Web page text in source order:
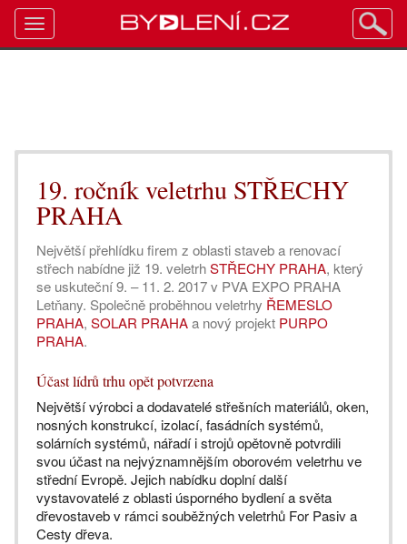
19. ročník veletrhu STŘECHY
PRAHA
Největší přehlídku firem z oblasti staveb a renovací
střech nabídne již 19. veletrhSTŘECHY PRAHA, který
se uskuteční 9. – 11. 2. 2017 v PVA EXPO PRAHA
Letňany. Společně proběhnou veletrhy ŘEMESLO
PRAHA, SOLAR PRAHAa nový projekt PURPO
PRAHA.
Účast lídrů trhu opět potvrzena
Největší výrobci a dodavatelé střešních materiálů, oken,
nosných konstrukcí, izolací, fasádních systémů,
solárních systémů, nářadí i strojů opětovně potvrdili
svou účast na nejvýznamnějším oborovém veletrhu ve
střední Evropě. Jejich nabídku doplní další
vystavovatelé z oblasti úsporného bydlení a světa
dřevostaveb v rámci souběžných veletrhů For Pasiv a
Cesty dřeva.
Toggle
navigation